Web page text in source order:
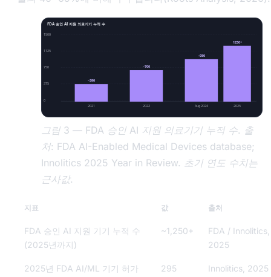
FDA 승인 AI 지원 의료기기 누적 수
1500
1125
750
375
0
~390
~700
~950
1250+
2021 2022 Aug 2024 2025
그림 3 — FDA 승인 AI 지원 의료기기 누적 수. 출
처: FDA AI-Enabled Medical Devices database;
Innolitics 2025 Year in Review. 초기 연도 수치는
근사값.
지표 값 출처
FDA 승인 AI 지원 기기 누적 수
(2025년까지)
~1,250+
FDA / Innolitics,
2025
2025년 FDA AI/ML 기기 허가 295 Innolitics, 2025